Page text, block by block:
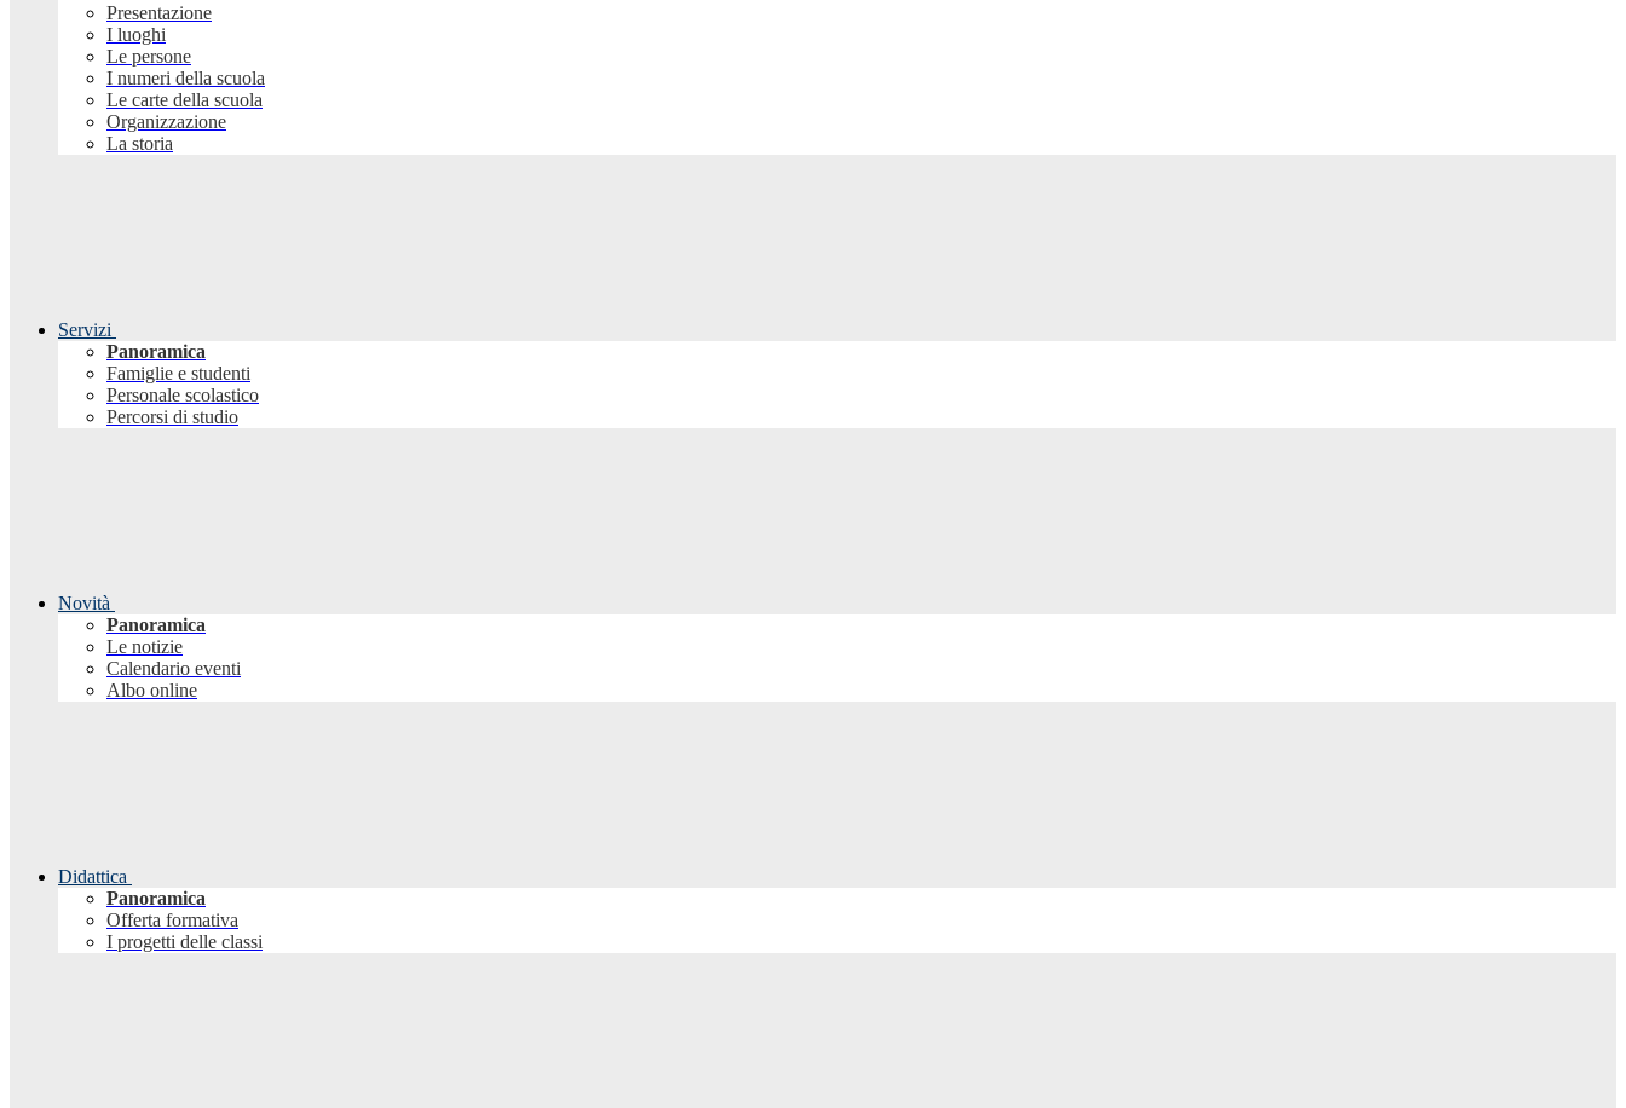
Presentazione
I luoghi
Le persone
I numeri della scuola
Le carte della scuola
Organizzazione
La storia
Servizi
Panoramica
Famiglie e studenti
Personale scolastico
Percorsi di studio
Novità
Panoramica
Le notizie
Calendario eventi
Albo online
Didattica
Panoramica
Offerta formativa
I progetti delle classi